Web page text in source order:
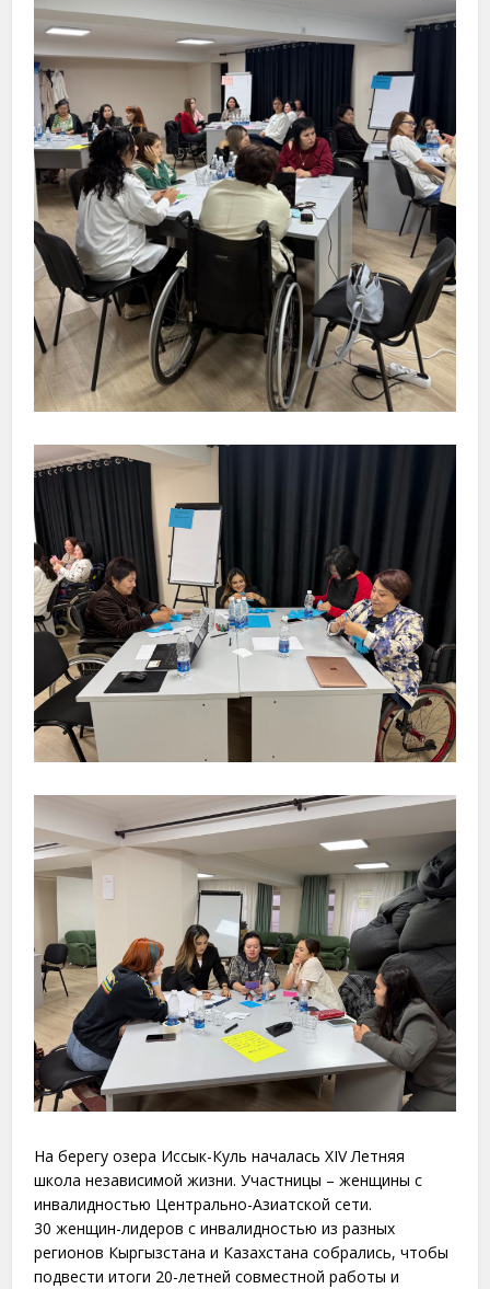
На берегу озера Иссык-Куль началась XIV Летняя
школа независимой жизни. Участницы – женщины с
инвалидностью Центрально-Азиатской сети.
30 женщин-лидеров с инвалидностью из разных
регионов Кыргызстана и Казахстана собрались, чтобы
подвести итоги 20-летней совместной работы и